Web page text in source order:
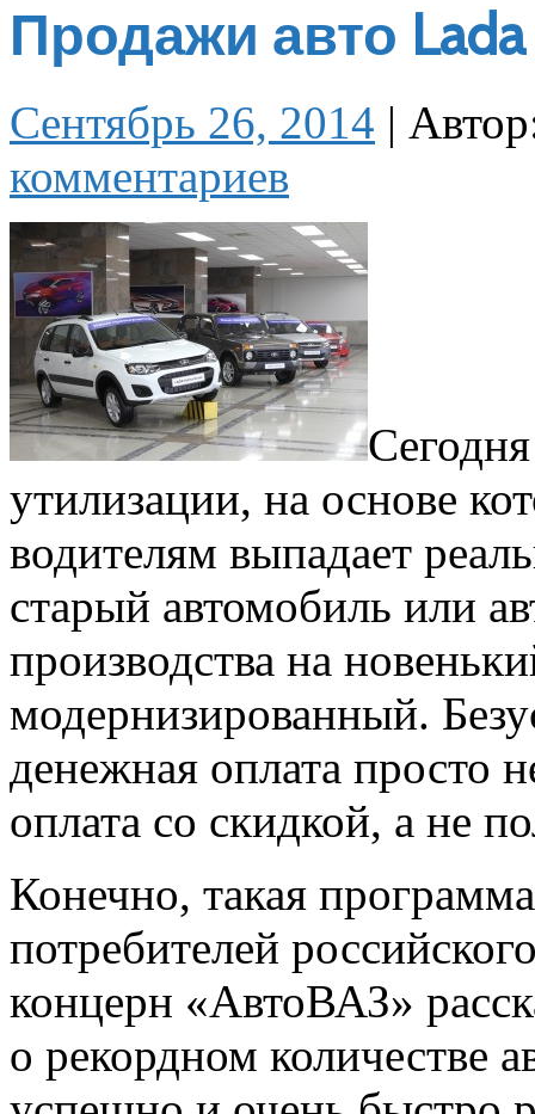
Продажи авто
Сентябрь 26, 2014 |
комментариев
утилизации, на основе
водителям выпадает
старый автомобиль или
производства на
модернизированный.
денежная оплата просто
оплата со скидкой, а не
Конечно, такая
потребителей
концерн «АвтоВАЗ»
о рекордном количестве